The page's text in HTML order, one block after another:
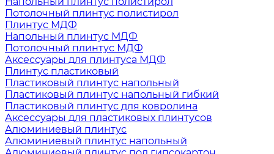
Потолочный плинтус полистирол
Плинтус МДФ
Напольный плинтус МДФ
Потолочный плинтус МДФ
Аксессуары для плинтуса МДФ
Плинтус пластиковый
Пластиковый плинтус напольный
Пластиковый плинтус напольный гибкий
Пластиковый плинтус для ковролина
Аксессуары для пластиковых плинтусов
Алюминиевый плинтус
Алюминиевый плинтус напольный